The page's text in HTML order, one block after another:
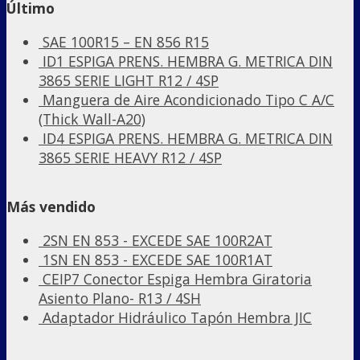
Último
SAE 100R15 – EN 856 R15
ID1 ESPIGA PRENS. HEMBRA G. METRICA DIN
3865 SERIE LIGHT R12 / 4SP
Manguera de Aire Acondicionado Tipo C A/C
(Thick Wall-A20)
ID4 ESPIGA PRENS. HEMBRA G. METRICA DIN
3865 SERIE HEAVY R12 / 4SP
Más vendido
2SN EN 853 - EXCEDE SAE 100R2AT
1SN EN 853 - EXCEDE SAE 100R1AT
CEIP7 Conector Espiga Hembra Giratoria
Asiento Plano- R13 / 4SH
Adaptador Hidráulico Tapón Hembra JIC